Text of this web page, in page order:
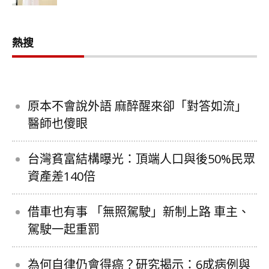
熱搜
原本不會說外語 麻醉醒來卻「對答如流」
醫師也傻眼
台灣貧富結構曝光：頂端人口與後50%民眾
資產差140倍
借車也有事 「無照駕駛」新制上路 車主、
駕駛一起重罰
為何自律仍會得癌？研究揭示：6成病例與